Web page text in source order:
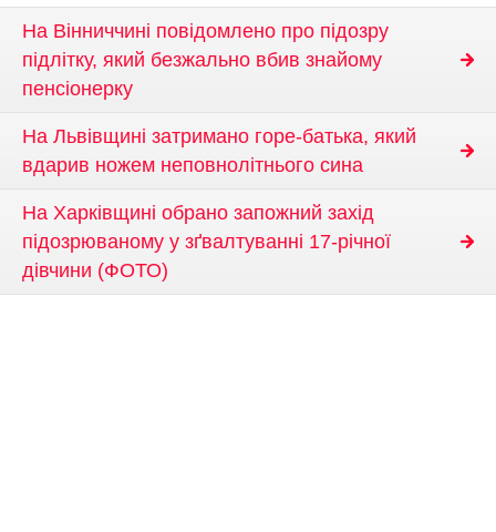
На Вінниччині повідомлено про підозру
підлітку, який безжально вбив знайому
пенсіонерку
На Львівщині затримано горе-батька, який
вдарив ножем неповнолітнього сина
На Харківщині обрано запожний захід
підозрюваному у зґвалтуванні 17-річної
дівчини (ФОТО)